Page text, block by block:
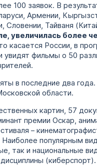
100 заявок. В
Армении,
Словении, Тайваня
увеличилась более
касается России, в
фильмы о 50
в последние два
области.
картин, 57
премии Оскар,
–
популярным
так и национальные
(киберспорт).